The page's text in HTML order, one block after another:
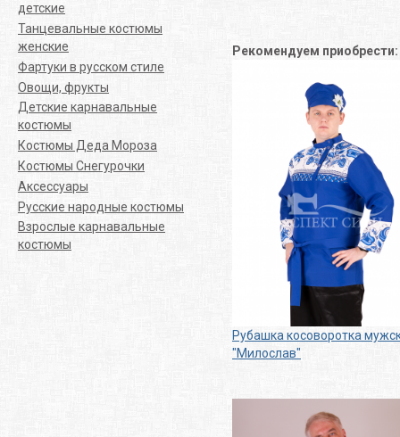
детские
Танцевальные костюмы
женские
Фартуки в русском стиле
Овощи, фрукты
Детские карнавальные
костюмы
Костюмы Деда Мороза
Костюмы Снегурочки
Аксессуары
Русские народные костюмы
Взрослые карнавальные
костюмы
Рекомендуем приобрести:
Рубашка косоворотка
"Милослав"